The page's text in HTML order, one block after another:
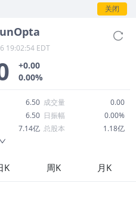
关闭
19:02:54 EDT
+0.00
0.00%
6.50 成交量
0.00
6.50 日振幅
0.00%
7.14亿 总股本
1.18亿
市盈率
50.00
K 周K 月K